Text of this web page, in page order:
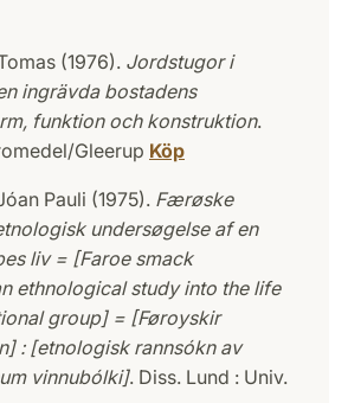
(1976). Jordstugor i
ingrävda bostadens
funktion och konstruktion.
Gleerup Köp
Pauli (1975). Færøske
undersøgelse af en
liv = [Faroe smack
ethnological study into the life
group] = [Føroyskir
: [etnologisk rannsókn av
vinnubólki]. Diss. Lund : Univ.